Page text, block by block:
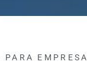
EMPRESA